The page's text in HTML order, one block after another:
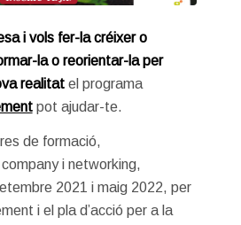
i vols fer-la créixer o
la o reorientar-la per
realitatel programa
pot ajudar-te.
de formació,
i networking,
2021 i maig 2022, per
i el pla d’acció per a la